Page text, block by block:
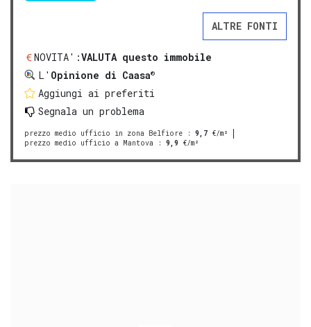
ALTRE FONTI
NOVITA':VALUTA questo immobile
L' Opinione di Caasa®
Aggiungi ai preferiti
Segnala un problema
prezzo medio ufficio in zona Belfiore : 9,7 €/m²
prezzo medio ufficio a Mantova : 9,9 €/m²